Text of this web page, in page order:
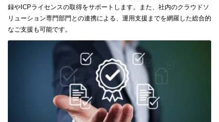
録やICPライセンスの取得をサポートします。また、社内のクラウドソ
リューション専門部門との連携による、運用支援までを網羅した総合的
なご支援も可能です。